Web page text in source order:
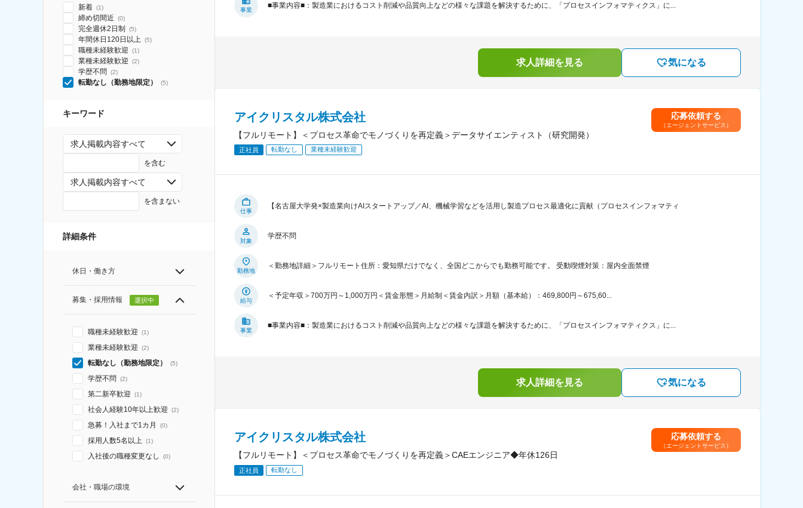
新着 (1)
締め切間近 (0)
完全週休2日制 (5)
年間休日120日以上 (5)
職種未経験歓迎 (1)
業種未経験歓迎 (2)
学歴不問 (2)
転勤なし（勤務地限定） (5)
キーワード
求人掲載内容すべて
を含む
求人掲載内容すべて
を含まない
詳細条件
休日・働き方
募集・採用情報 選択中
職種未経験歓迎 (1)
業種未経験歓迎 (2)
転勤なし（勤務地限定） (5)
学歴不問 (2)
第二新卒歓迎 (1)
社会人経験10年以上歓迎 (2)
急募！入社まで1カ月 (0)
採用人数5名以上 (1)
入社後の職種変更なし (0)
会社・職場の環境
事業
■事業内容■：製造業におけるコスト削減や品質向上などの様々な課題を解決するために、「プロセスインフォマティクス」に...
求人詳細を見る 気になる
アイクリスタル株式会社
【フルリモート】＜プロセス革命でモノづくりを再定義＞データサイエンティスト（研究開発）
正社員 転勤なし 業種未経験歓迎
応募依頼する
（エージェントサービス）
仕事
【名古屋大学発×製造業向けAIスタートアップ／AI、機械学習などを活用し製造プロセス最適化に貢献（プロセスインフォマティ
対象
学歴不問
勤務地
＜勤務地詳細＞フルリモート住所：愛知県だけでなく、全国どこからでも勤務可能です。 受動喫煙対策：屋内全面禁煙
給与
＜予定年収＞700万円～1,000万円＜賃金形態＞月給制＜賃金内訳＞月額（基本給）：469,800円～675,60...
事業
■事業内容■：製造業におけるコスト削減や品質向上などの様々な課題を解決するために、「プロセスインフォマティクス」に...
求人詳細を見る 気になる
アイクリスタル株式会社
【フルリモート】＜プロセス革命でモノづくりを再定義＞CAEエンジニア◆年休126日
正社員 転勤なし
応募依頼する
（エージェントサービス）